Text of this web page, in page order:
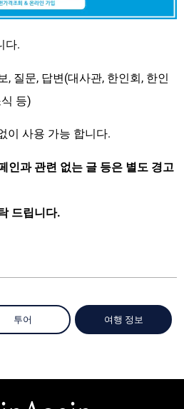
다.
, 질문, 답변(대사관, 한인회, 한인
등)
이 사용 가능 합니다.
인과 관련 없는 글 등은 별도 경고
드립니다.
투어 여행 정보